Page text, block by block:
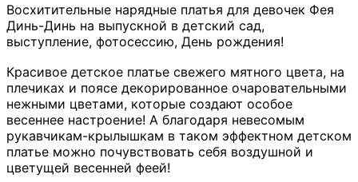
Восхитительные нарядные платья для девочек Фея
Динь-Динь на выпускной в детский сад,
выступление, фотосессию, День рождения!
Красивое детское платье свежего мятного цвета, на
плечиках и поясе декорированное очаровательными
нежными цветами, которые создают особое
весеннее настроение! А благодаря невесомым
рукавчикам-крылышкам в таком эффектном детском
платье можно почувствовать себя воздушной и
цветущей весенней феей!